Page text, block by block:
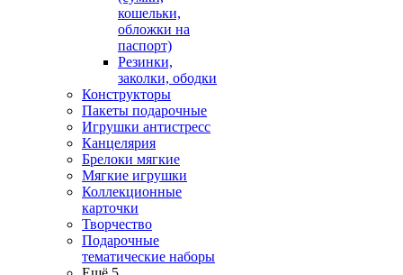
кошельки,
обложки на
паспорт)
Резинки,
заколки, ободки
Конструкторы
Пакеты подарочные
Игрушки антистресс
Канцелярия
Брелоки мягкие
Мягкие игрушки
Коллекционные
карточки
Творчество
Подарочные
тематические наборы